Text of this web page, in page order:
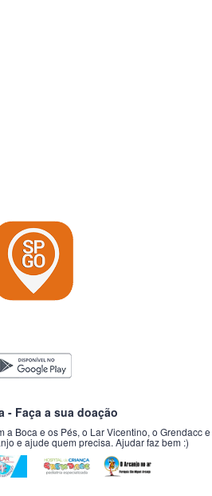
- Faça a sua doação
a Boca e os Pés, o Lar Vicentino, o Grendacc e
e ajude quem precisa. Ajudar faz bem :)